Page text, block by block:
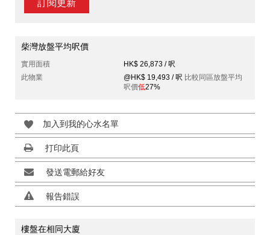
訂閱更新
柴灣放盤平均呎價
實用面積
HK$ 26,873 / 呎
此物業
@HK$ 19,493 / 呎 比較同區放盤平均
呎價低27%
加入到我的心水名單
打印此頁
發送電郵給好友
報告錯誤
樓盤在相同大廈